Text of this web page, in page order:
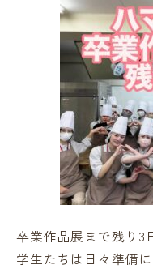
卒業作品展まで残り3
学生たちは日々準備